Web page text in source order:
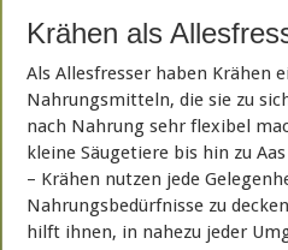
Krähen als
Als Allesfresser haben Krähen
Nahrungsmitteln, die sie zu
nach Nahrung sehr flexibel
kleine Säugetiere bis hin zu
– Krähen nutzen jede
Nahrungsbedürfnisse zu
hilft ihnen, in nahezu jeder